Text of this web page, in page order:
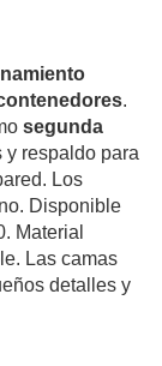
.
segunda
y respaldo para
Los
Disponible
Material
Las camas
detalles y